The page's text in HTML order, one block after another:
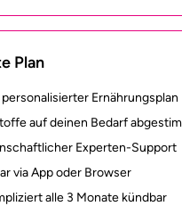
Plan
personalisierter Ernährungsplan
auf deinen Bedarf
Experten-Support
via App oder Browser
alle 3 Monate kündbar